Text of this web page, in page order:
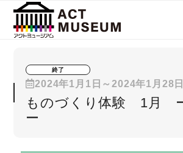
終了
2024年1月1日～2024年1月28日
ものづくり体験 1月
ー